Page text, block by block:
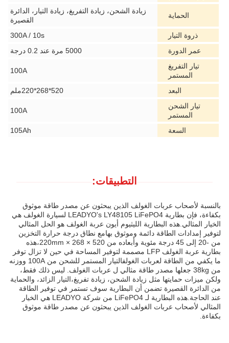
الحماية
زيادة الشحن، زيادة التفريغ، زيادة التيار، الدائرة
القصيرة
ذروة التيار
300A / 10s
عمر الدورة
5000 مرة عند 0.2 درجة
تيار التفريغ
المستمر
100A
البعد
520*268*220ملم
تيار الشحن
المستمر
100A
السعة 105Ah
التطبيقات:
بالنسبة لأصحاب عربات الغولف الذين يبحثون عن مصدر طاقة موثوق
بكفاءة، فإن بطارية LEADYO's LY48105 LiFePO4 لسيارة الغولف هي
الخيار المثالي.هذه البطارية الليثيوم أيون عربة الغولف هو الحل المثالي
لتوفير إمدادات الطاقة دائمة وموثوق بهامع نطاق درجة حرارة التخزين
من -20 إلى 45 درجة مئوية وأبعاده من 520 × 268 × 220mm،هذه
بطارية عربة الغولف LFP مصممة لتوفير المساحة في حين لا تزال توفر
ما يكفي من الطاقة لعربات الغولفالتيار المستمر للشحن من 100A ووزنه
من 38kg جعلها مصدر طاقة مثالي ل عربات الغولف. ليس ذلك فقط،
ولكن ميزات حمايتها مثل زيادة الشحن، زيادة تفريغ،التيار الزائد، والحماية
من الدائرة القصيرة تضمن أن البطارية سوف تستمر في توفير الطاقة
عند الحاجة.هذه البطارية لـ LiFePO4 من شركة LEADYO هي الخيار
المثالي لأصحاب عربات الغولف الذين يبحثون عن مصدر طاقة موثوق
بكفاءة.